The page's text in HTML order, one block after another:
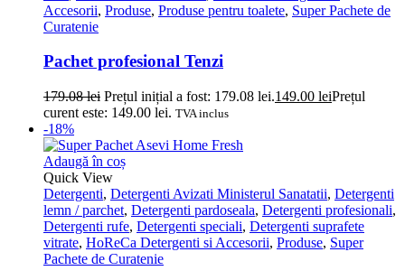
Accesorii, Produse, Produse pentru toalete, Super Pachete de
Curatenie
Pachet profesional Tenzi
179.08lei Prețul inițial a fost: 179.08 lei.149.00 leiPrețul
curent este: 149.00 lei. TVA inclus
-18%
Adaugă în coș
Quick View
Detergenti, Detergenti Avizati Ministerul Sanatatii, Detergenti
lemn / parchet, Detergenti pardoseala, Detergenti profesionali,
Detergenti rufe, Detergenti speciali, Detergenti suprafete
vitrate, HoReCa Detergenti si Accesorii, Produse, Super
Pachete de Curatenie